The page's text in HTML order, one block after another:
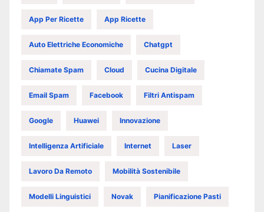
App Per Ricette App Ricette
Auto Elettriche Economiche Chatgpt
Chiamate Spam Cloud Cucina Digitale
Email Spam Facebook Filtri Antispam
Google Huawei Innovazione
Intelligenza Artificiale Internet Laser
Lavoro Da Remoto Mobilità Sostenibile
Modelli Linguistici Novak Pianificazione Pasti